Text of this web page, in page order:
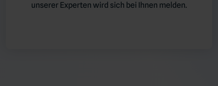
unserer Experten wird sich bei Ihnen melden.